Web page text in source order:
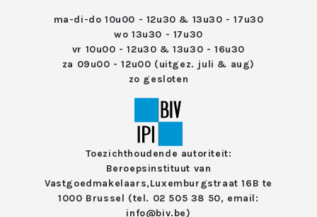
ma-di-do 10u00 - 12u30 & 13u30 - 17u30
wo 13u30 - 17u30
vr 10u00 - 12u30 & 13u30 - 16u30
za 09u00 - 12u00 (uitgez. juli & aug)
zo gesloten
Toezichthoudende autoriteit:
Beroepsinstituut van
Vastgoedmakelaars,Luxemburgstraat 16B te
1000 Brussel (tel. 02 505 38 50, email:
info@biv.be)